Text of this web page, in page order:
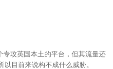
专攻英国本土的平台，但其流量还
目前来说构不成什么威胁。